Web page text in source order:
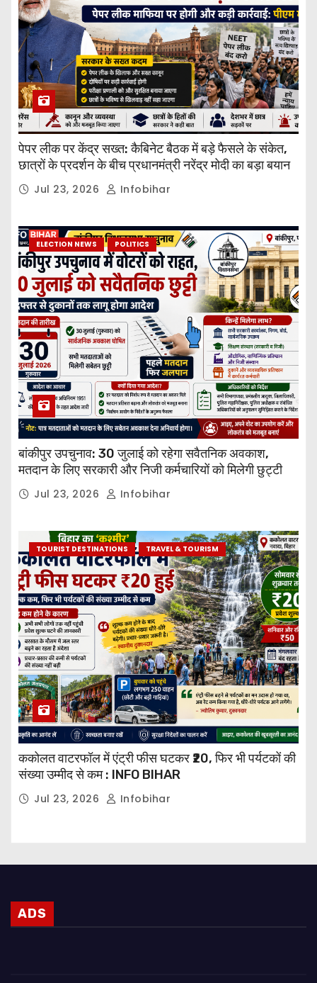
पेपर लीक पर केंद्र सख्त: कैबिनेट बैठक में बड़े फैसले के संकेत,
छात्रों के प्रदर्शन के बीच प्रधानमंत्री नरेंद्र मोदी का बड़ा बयान
Jul 23, 2026 Infobihar
ELECTION NEWS POLITICS
बांकीपुर उपचुनाव: 30 जुलाई को रहेगा सवैतनिक अवकाश,
मतदान के लिए सरकारी और निजी कर्मचारियों को मिलेगी छुट्टी
Jul 23, 2026 Infobihar
TOURIST DESTINATIONS TRAVEL & TOURISM
ककोलत वाटरफॉल में एंट्री फीस घटकर ₹20, फिर भी पर्यटकों की
संख्या उम्मीद से कम : INFO BIHAR
Jul 23, 2026 Infobihar
ADS